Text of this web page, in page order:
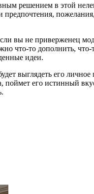
решением в этой
вы не приверженец
что-то дополнить,
идеи.
выглядеть его
его истинный